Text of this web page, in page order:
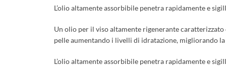
L’olio altamente assorbibile penetra rapidamente e
Un olio per il viso altamente rigenerante
pelle aumentando i livelli di idratazione, migliorando
L’olio altamente assorbibile penetra rapidamente e